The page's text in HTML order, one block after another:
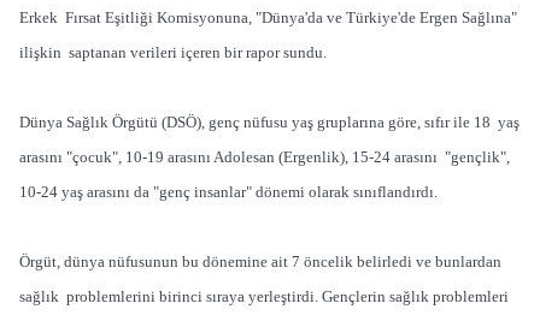
Erkek Fırsat Eşitliği Komisyonuna, "Dünya'da ve Türkiye'de Ergen Sağlına"
ilişkin saptanan verileri içeren bir rapor sundu.
Dünya Sağlık Örgütü (DSÖ), genç nüfusu yaş gruplarına göre, sıfır ile 18 yaş
arasını "çocuk", 10-19 arasını Adolesan (Ergenlik), 15-24 arasını "gençlik",
10-24 yaş arasını da "genç insanlar" dönemi olarak sınıflandırdı.
Örgüt, dünya nüfusunun bu dönemine ait 7 öncelik belirledi ve bunlardan
sağlık problemlerini birinci sıraya yerleştirdi. Gençlerin sağlık problemleri